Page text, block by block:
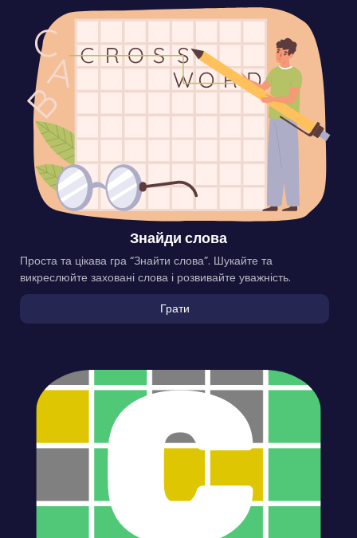
Знайди слова
Проста та цікава гра “Знайти слова”. Шукайте та
викреслюйте заховані слова і розвивайте уважність.
Грати